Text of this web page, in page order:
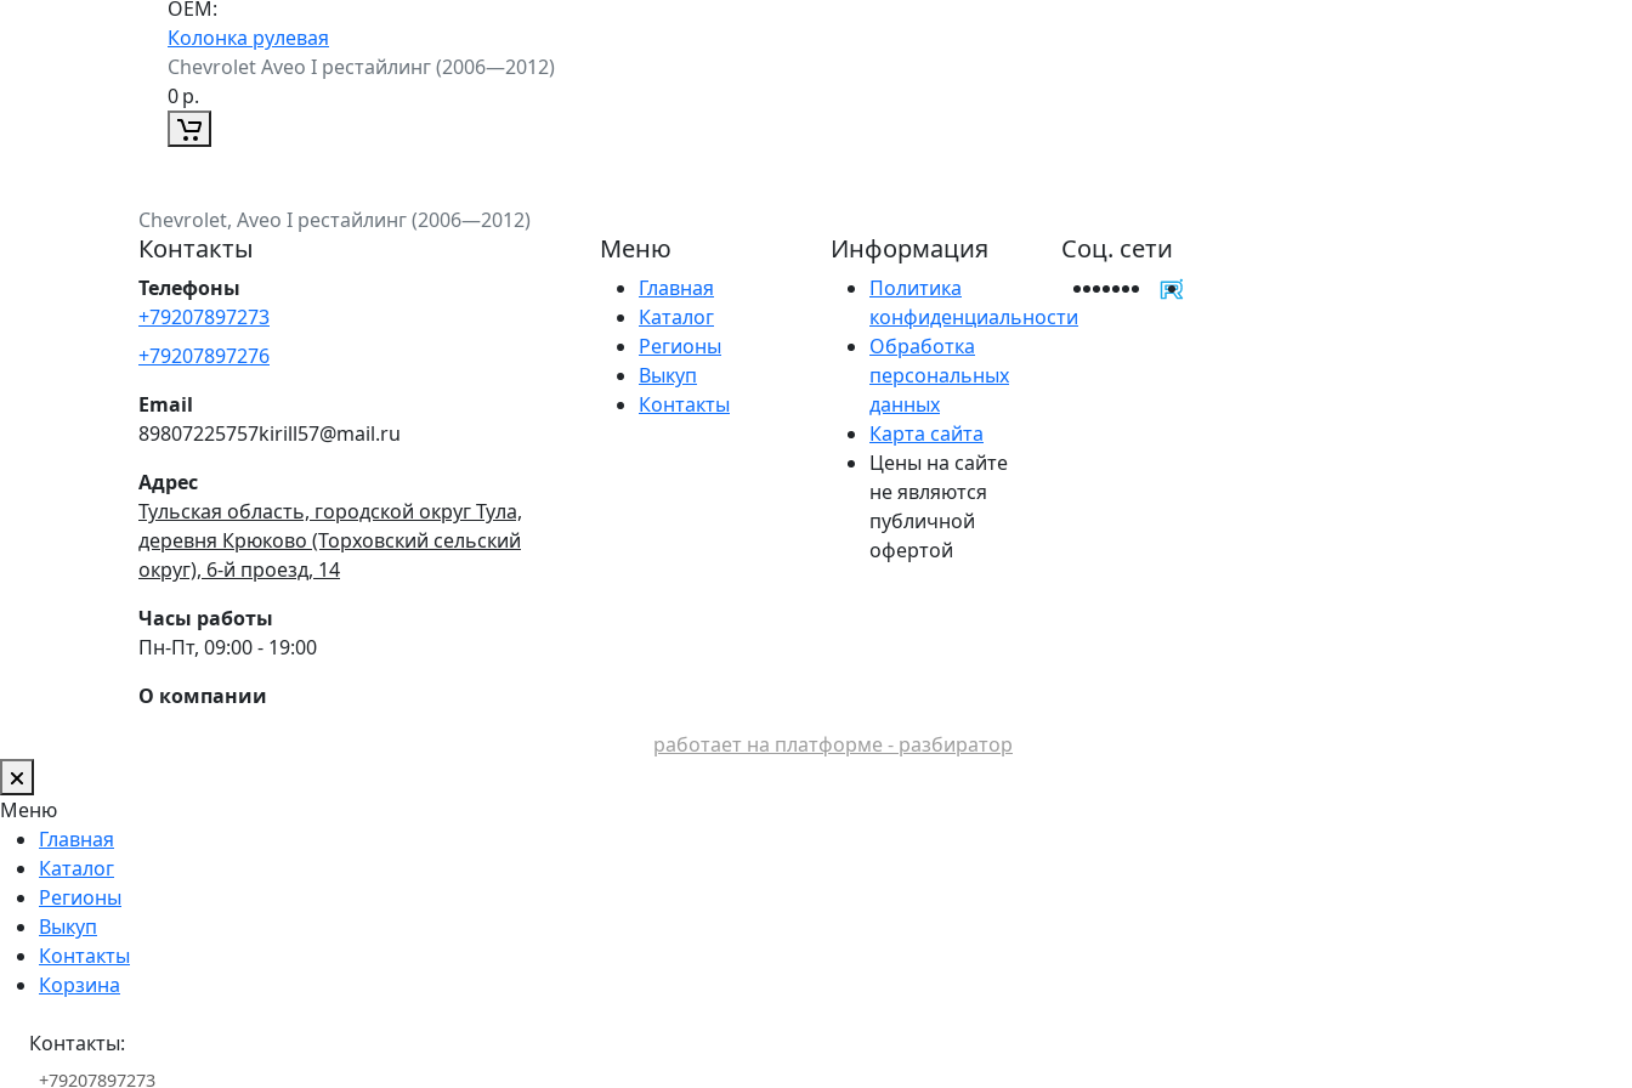
ОЕМ:
Колонка рулевая
Chevrolet Aveo I рестайлинг (2006—2012)
0р.
Chevrolet, Aveo I рестайлинг (2006—2012)
Контакты
Телефоны
+79207897273
+79207897276
Email
89807225757kirill57@mail.ru
Адрес
Тульская область, городской округ Тула,
деревня Крюково (Торховский сельский
округ), 6-й проезд, 14
Часы работы
Пн-Пт, 09:00 - 19:00
О компании
Меню
Главная
Каталог
Регионы
Выкуп
Контакты
Информация
Политика
конфиденциальности
Обработка
персональных
данных
Карта сайта
Цены на сайте
не являются
публичной
офертой
Соц. сети
работает на платформе - разбиратор
Меню
Главная
Каталог
Регионы
Выкуп
Контакты
Корзина
Контакты:
+79207897273